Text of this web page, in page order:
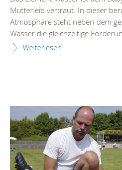
Mutterleib vertraut. In dieser
Atmosphäre steht neben dem
Wasser die gleichzeitige
Weiterlesen